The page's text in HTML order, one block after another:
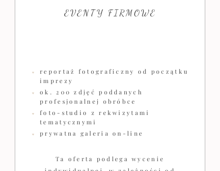
EVENTY FIRMOWE
reportaż fotograficzny od początku
imprezy
ok. 200 zdjęć poddanych
profesjonalnej obróbce
foto-studio z rekwizytami
tematycznymi
prywatna galeria on-line
Ta oferta podlega wycenie